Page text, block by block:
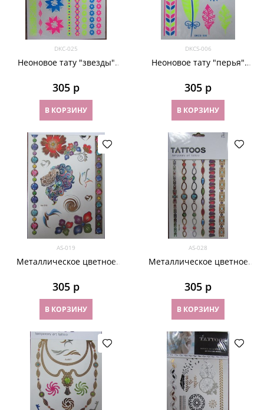
DKC-025
Неоновое тату "звезды"
305 р
В КОРЗИНУ
DKCS-006
Неоновое тату "перья"
305 р
В КОРЗИНУ
AS-019
Металлическое цветное
305 р
В КОРЗИНУ
AS-028
Металлическое цветное
AS-028
305 р
В КОРЗИНУ